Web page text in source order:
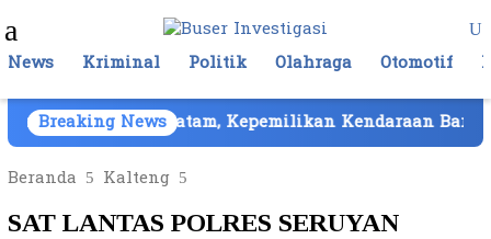
ke
konten
Mobile
News Kriminal Politik Olahraga Otomotif
Breaking News
Cair di Batam, Kepemilikan Kendaraan Barang
Beranda
Kalteng
SAT LANTAS POLRES SERUYAN